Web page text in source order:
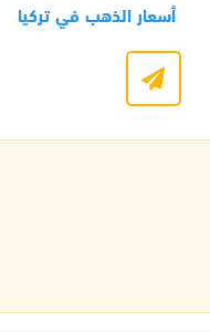
أسعار الذهب في تركيا